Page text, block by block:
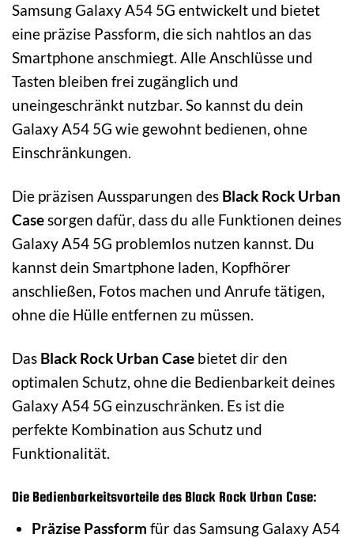
Samsung Galaxy A54 5G entwickelt und bietet
eine präzise Passform, die sich nahtlos an das
Smartphone anschmiegt. Alle Anschlüsse und
Tasten bleiben frei zugänglich und
uneingeschränkt nutzbar. So kannst du dein
Galaxy A54 5G wie gewohnt bedienen, ohne
Einschränkungen.
Die präzisen Aussparungen des Black Rock Urban
Casesorgen dafür, dass du alle Funktionen deines
Galaxy A54 5G problemlos nutzen kannst. Du
kannst dein Smartphone laden, Kopfhörer
anschließen, Fotos machen und Anrufe tätigen,
ohne die Hülle entfernen zu müssen.
Das Black Rock Urban Case bietet dir den
optimalen Schutz, ohne die Bedienbarkeit deines
Galaxy A54 5G einzuschränken. Es ist die
perfekte Kombination aus Schutz und
Funktionalität.
Die Bedienbarkeitsvorteile des Black Rock Urban Case:
Präzise Passform für das Samsung Galaxy A54